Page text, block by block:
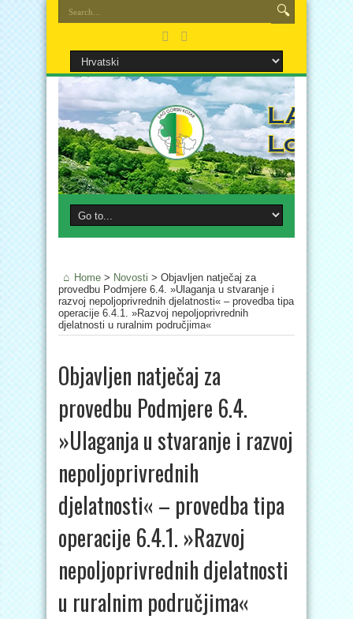
Home > Novosti > Objavljen natječaj za
provedbu Podmjere 6.4. »Ulaganja u stvaranje i
razvoj nepoljoprivrednih djelatnosti« – provedba tipa
operacije 6.4.1. »Razvoj nepoljoprivrednih
djelatnosti u ruralnim područjima«
Objavljen natječaj za
provedbu Podmjere 6.4.
»Ulaganja u stvaranje i razvoj
nepoljoprivrednih
djelatnosti« – provedba tipa
operacije 6.4.1. »Razvoj
nepoljoprivrednih djelatnosti
u ruralnim područjima«